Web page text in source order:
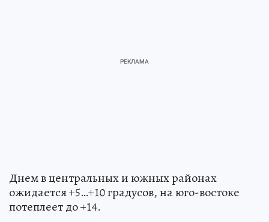
Днем в центральных и южных районах
ожидается +5…+10 градусов, на юго-востоке
потеплеет до +14.